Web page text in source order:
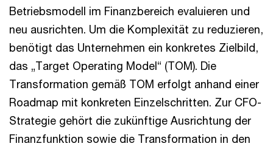
Betriebsmodell im Finanzbereich evaluieren und
neu ausrichten. Um die Komplexität zu reduzieren,
benötigt das Unternehmen ein konkretes Zielbild,
das „Target Operating Model“ (TOM). Die
Transformation gemäß TOM erfolgt anhand einer
Roadmap mit konkreten Einzelschritten. Zur CFO-
Strategie gehört die zukünftige Ausrichtung der
Finanzfunktion sowie die Transformation in den